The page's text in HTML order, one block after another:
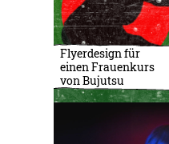
Flyerdesign für
einen Frauenkurs
von Bujutsu